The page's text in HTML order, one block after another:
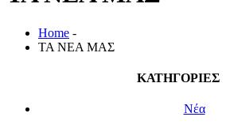
Home -
ΤΑ ΝΕΑ ΜΑΣ
ΚΑΤΗΓΟΡΙΕΣ
Νέα